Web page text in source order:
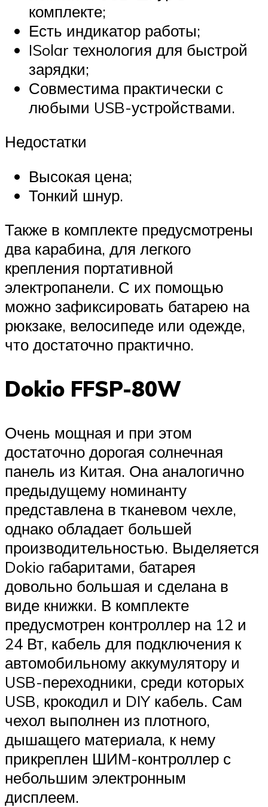
комплекте;
Есть индикатор работы;
ISolar технология для быстрой
зарядки;
Совместима практически с
любыми USB-устройствами.
Недостатки
Высокая цена;
Тонкий шнур.
Также в комплекте предусмотрены
два карабина, для легкого
крепления портативной
электропанели. С их помощью
можно зафиксировать батарею на
рюкзаке, велосипеде или одежде,
что достаточно практично.
Dokio FFSP-80W
Очень мощная и при этом
достаточно дорогая солнечная
панель из Китая. Она аналогично
предыдущему номинанту
представлена в тканевом чехле,
однако обладает большей
производительностью. Выделяется
Dokio габаритами, батарея
довольно большая и сделана в
виде книжки. В комплекте
предусмотрен контроллер на 12 и
24 Вт, кабель для подключения к
автомобильному аккумулятору и
USB-переходники, среди которых
USB, крокодил и DIY кабель. Сам
чехол выполнен из плотного,
дышащего материала, к нему
прикреплен ШИМ-контроллер с
небольшим электронным
дисплеем.